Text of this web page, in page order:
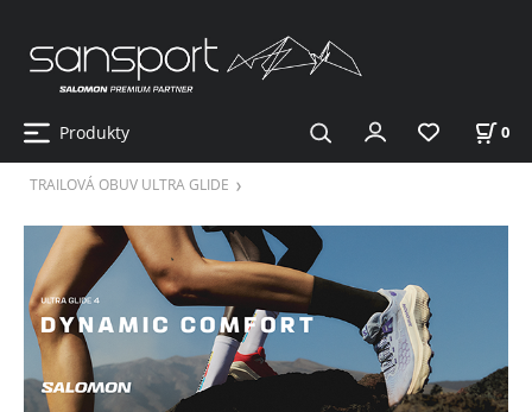
Produkty 0
TRAILOVÁ OBUV ULTRA GLIDE